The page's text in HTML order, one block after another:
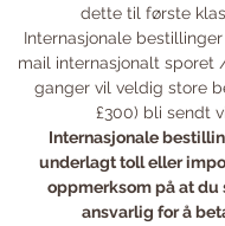
dette til første
Internasjonale
mail internasjonalt sporet
ganger vil veldig store
£300) bli sendt
Internasjonale
underlagt toll eller
oppmerksom på at du
ansvarlig for å